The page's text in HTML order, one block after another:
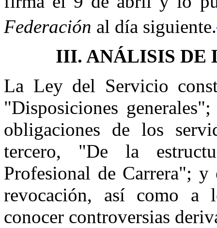
Federación al día siguiente.
III. ANÁLISIS DE
La Ley del Servicio
"Disposiciones
obligaciones de los
tercero, "De la
Profesional de Carrera";
revocación, así como a
conocer controversias